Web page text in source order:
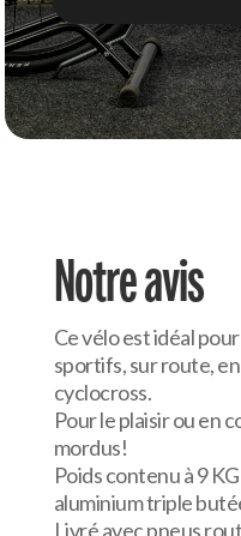
Notre avis
Ce vélo est idéal
sportifs, sur route,
cyclocross.
Pour le plaisir ou en
mordus!
Poids contenu à 9
aluminium triple
Livré avec pneus